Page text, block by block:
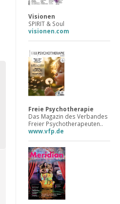
Visionen
SPIRIT & Soul
visionen.com
Freie Psychotherapie
Das Magazin des Verbandes
Freier Psychotherapeuten..
www.vfp.de